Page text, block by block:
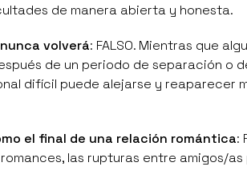
de manera abierta y honesta.
volverá: FALSO. Mientras que
de un periodo de separación o
difícil puede alejarse y reaparecer
el final de una relación romántica:
las rupturas entre amigos/